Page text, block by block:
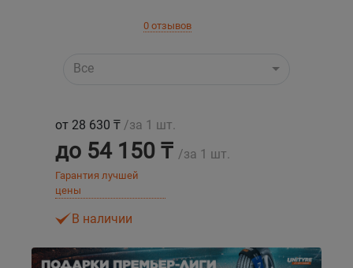
0 отзывов
Все
от 28 630 ₸ /за 1 шт.
до 54 150 ₸ /за 1 шт.
Гарантия лучшей
цены
В наличии
Усть-Каменогорск
Шымкент
Экибастуз
Бишкек